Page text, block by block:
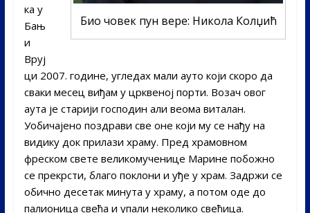
Био човек пун вере: Никола Колџић
ка у
Бањ
и
Вруј
ци 2007. године, угледах мали ауто који скоро да
сваки месец виђам у црквеној порти. Возач овог
аута је старији господин али веома виталан.
Уобичајено поздрави све оне који му се нађу на
видику док прилази храму. Пред храмовном
фреском свете великомученице Марине побожно
се прекрсти, благо поклони и уђе у храм. Задржи се
обично десетак минута у храму, а потом оде до
палионица свећа и упали неколико свећица.